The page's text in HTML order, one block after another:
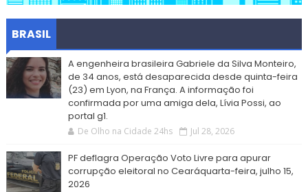
BRASIL
A engenheira brasileira Gabriele da Silva Monteiro,
de 34 anos, está desaparecida desde quinta-feira
(23) em Lyon, na França. A informação foi
confirmada por uma amiga dela, Lívia Possi, ao
portal g1.
De Olho na Cidade 24hs Jul 28, 2026
PF deflagra Operação Voto Livre para apurar
corrupção eleitoral no Cearáquarta-feira, julho 15,
2026